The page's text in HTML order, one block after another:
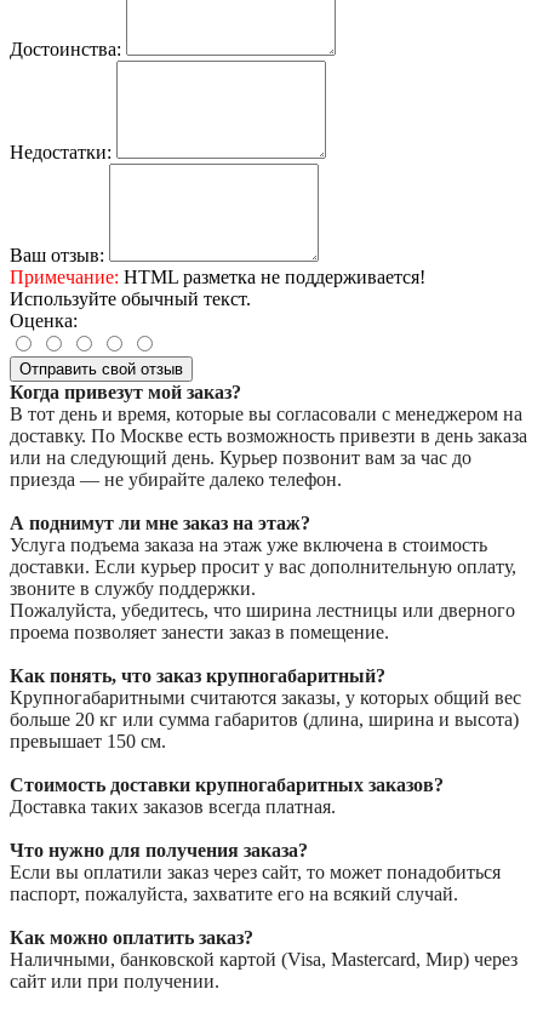
Достоинства:
Недостатки:
Ваш отзыв:
Примечание: HTML разметка не поддерживается!
Используйте обычный текст.
Оценка:
Отправить свой отзыв
Когда привезут мой заказ?
В тот день и время, которые вы согласовали с менеджером на
доставку. По Москве есть возможность привезти в день заказа
или на следующий день. Курьер позвонит вам за час до
приезда — не убирайте далеко телефон.
А поднимут ли мне заказ на этаж?
Услуга подъема заказа на этаж уже включена в стоимость
доставки. Если курьер просит у вас дополнительную оплату,
звоните в службу поддержки.
Пожалуйста, убедитесь, что ширина лестницы или дверного
проема позволяет занести заказ в помещение.
Как понять, что заказ крупногабаритный?
Крупногабаритными считаются заказы, у которых общий вес
больше 20 кг или сумма габаритов (длина, ширина и высота)
превышает 150 см.
Стоимость доставки крупногабаритных заказов?
Доставка таких заказов всегда платная.
Что нужно для получения заказа?
Если вы оплатили заказ через сайт, то может понадобиться
паспорт, пожалуйста, захватите его на всякий случай.
Как можно оплатить заказ?
Наличными, банковской картой (Visa, Mastercard, Мир) через
сайт или при получении.